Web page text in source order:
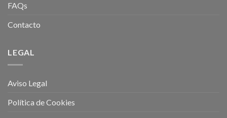
FAQs
Contacto
LEGAL
Aviso Legal
Política de Cookies